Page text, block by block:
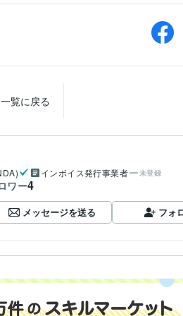
一覧に戻る
インボイス発行事業者 未登録
ワー4
メッセージを送る フォ